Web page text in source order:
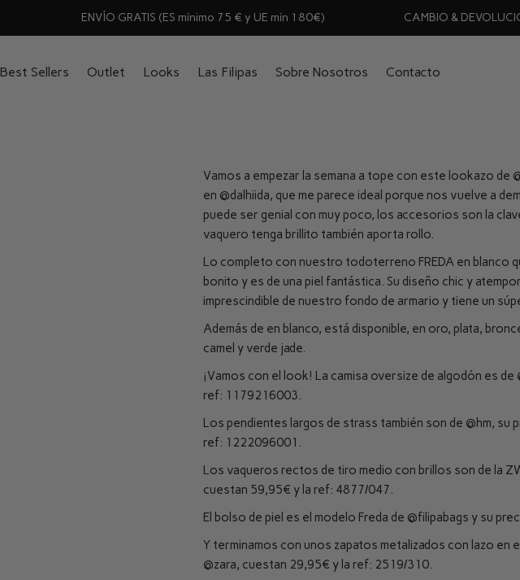
ENVÍO GRATIS (ES mínimo 75 € y UE mín 180€) CAMBIO &
Best Sellers Outlet Looks Las Filipas Sobre Nosotros Contacto
Vamos a empezar la semana a tope con este lookazo de
en @dalhiida, que me parece ideal porque nos vuelve a
puede ser genial con muy poco, los accesorios son la
vaquero tenga brillito también aporta rollo.
Lo completo con nuestro todoterreno FREDA en blanco
bonito y es de una piel fantástica. Su diseño chic y
imprescindible de nuestro fondo de armario y tiene un
Además de en blanco, está disponible, en oro, plata,
camel y verde jade.
¡Vamos con el look! La camisa oversize de algodón es de
ref: 1179216003.
Los pendientes largos de strass también son de @hm, su
ref: 1222096001.
Los vaqueros rectos de tiro medio con brillos son de la
cuestan 59,95€ y la ref: 4877/047.
El bolso de piel es el modelo Freda de @filipabags y su
Y terminamos con unos zapatos metalizados con lazo en
@zara, cuestan 29,95€ y la ref: 2519/310.